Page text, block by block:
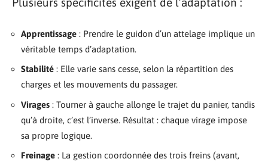
Apprentissage : Prendre le guidon d’un attelage implique un
véritable temps d’adaptation.
Stabilité : Elle varie sans cesse, selon la répartition des
charges et les mouvements du passager.
Virages : Tourner à gauche allonge le trajet du panier, tandis
qu’à droite, c’est l’inverse. Résultat : chaque virage impose
sa propre logique.
Freinage : La gestion coordonnée des trois freins (avant,